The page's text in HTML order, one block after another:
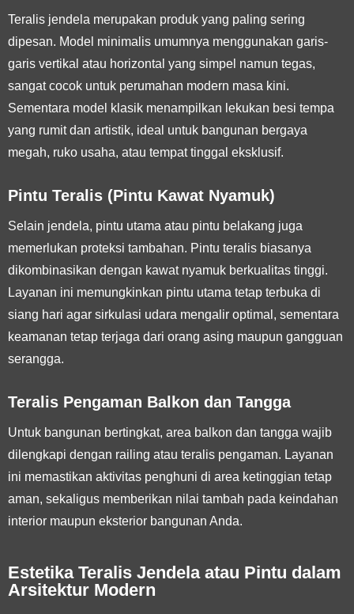
Teralis jendela merupakan produk yang paling sering
dipesan. Model minimalis umumnya menggunakan garis-
garis vertikal atau horizontal yang simpel namun tegas,
sangat cocok untuk perumahan modern masa kini.
Sementara model klasik menampilkan lekukan besi tempa
yang rumit dan artistik, ideal untuk bangunan bergaya
megah, ruko usaha, atau tempat tinggal eksklusif.
Pintu Teralis (Pintu Kawat Nyamuk)
Selain jendela, pintu utama atau pintu belakang juga
memerlukan proteksi tambahan. Pintu teralis biasanya
dikombinasikan dengan kawat nyamuk berkualitas tinggi.
Layanan ini memungkinkan pintu utama tetap terbuka di
siang hari agar sirkulasi udara mengalir optimal, sementara
keamanan tetap terjaga dari orang asing maupun gangguan
serangga.
Teralis Pengaman Balkon dan Tangga
Untuk bangunan bertingkat, area balkon dan tangga wajib
dilengkapi dengan railing atau teralis pengaman. Layanan
ini memastikan aktivitas penghuni di area ketinggian tetap
aman, sekaligus memberikan nilai tambah pada keindahan
interior maupun eksterior bangunan Anda.
Estetika Teralis Jendela atau Pintu dalam
Arsitektur Modern